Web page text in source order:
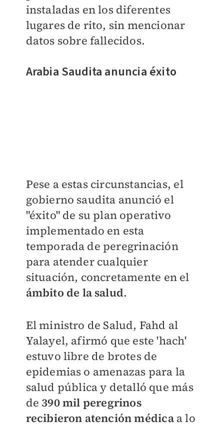
instaladas en los diferentes
lugares de rito, sin mencionar
datos sobre fallecidos.
Arabia Saudita anuncia éxito
Pese a estas circunstancias, el
gobierno saudita anunció el
"éxito" de su plan operativo
implementado en esta
temporada de peregrinación
para atender cualquier
situación, concretamente en el
ámbito de la salud.
El ministro de Salud, Fahd al
Yalayel, afirmó que este 'hach'
estuvo libre de brotes de
epidemias o amenazas para la
salud pública y detalló que más
de 390 mil peregrinos
recibieron atención médica a lo